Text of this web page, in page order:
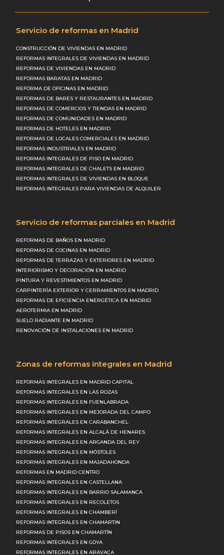
Servicio de reformas en Madrid
CONSTRUCCIÓN DE VIVIENDAS EN MADRID
REFORMAS INTEGRALES DE VIVIENDAS EN MADRID
REFORMAS DE VIVIENDAS EN MADRID
REFORMAS BARATAS EN MADRID
REFORMA DE OFICINAS EN MADRID
REFORMAS DE BARES Y RESTAURANTES EN MADRID
REFORMAS DE COMERCIOS Y TIENDAS EN MADRID
REFORMAS DE COMUNIDADES EN MADRID
REFORMAS DE HOTELES EN MADRID
REFORMAS DE LOCALES COMERCIALES EN MADRID
REFORMAS INDUSTRIALES EN MADRID
REFORMAS INTEGRALES DE PISO EN MADRID
REFORMAS INTEGRALES DE CHALETS EN MADRID
REFORMAS INTEGRALES DE VIVIENDAS EN BLOQUE
REFORMAS INTEGRALES PARA VIVIENDAS DE ALQUILER
Servicio de reformas parciales en Madrid
REFORMAS DE BAÑOS EN MADRID
REFORMAS DE COCINAS EN MADRID
REFORMAS DE TERRAZAS Y EXTERIORES EN MADRID
INTERIORISMO Y DECORACIÓN EN MADRID
PINTURA Y REVESTIMIENTOS EN MADRID
CARPINTERÍA EXTERIOR Y CERRAMIENTOS EN MADRID
REFORMAS DE EFICIENCIA ENERGÉTICA EN MADRID
AEROTERMIA EN MADRID
SUELO RADIANTE EN MADRID
RENOVACIÓN DE INSTALACIONES EN MADRID
Zonas de reformas integrales en Madrid
REFORMAS INTEGRALES EN MADRID CAPITAL
REFORMAS INTEGRALES EN LAS ROZAS
REFORMAS INTEGRALES EN FUENLABRADA
REFORMAS INTEGRALES EN MEJORADA DEL CAMPO
REFORMAS INTEGRALES EN CARABANCHEL
REFORMAS INTEGRALES EN ALCALÁ DE HENARES
REFORMAS INTEGRALES EN ARGANDA DEL REY
REFORMAS INTEGRALES EN MÓSTOLES
REFORMAS INTEGRALES EN MAJADAHONDA
REFORMAS EN MADRID CENTRO
REFORMAS INTEGRALES EN CASTELLANA
REFORMAS INTEGRALES EN BARRIO SALAMANCA
REFORMAS INTEGRALES EN RECOLETOS
REFORMAS INTEGRALES EN CHAMBERÍ
REFORMAS INTEGRALES EN CHAMARTIN
REFORMAS DE PISOS EN CHAMARTÍN
REFORMAS INTEGRALES EN GOYA
REFORMAS INTEGRALES EN ARAVACA